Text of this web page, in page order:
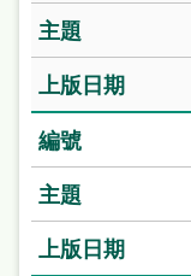
資
料
放
宣
告